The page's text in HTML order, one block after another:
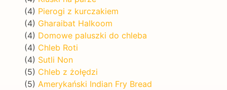
(4) Pierogi z kurczakiem
(4) Gharaibat Halkoom
(4) Domowe paluszki do chleba
(4) Chleb Roti
(4) Sutli Non
(5) Chleb z żołędzi
(5) Amerykański Indian Fry Bread